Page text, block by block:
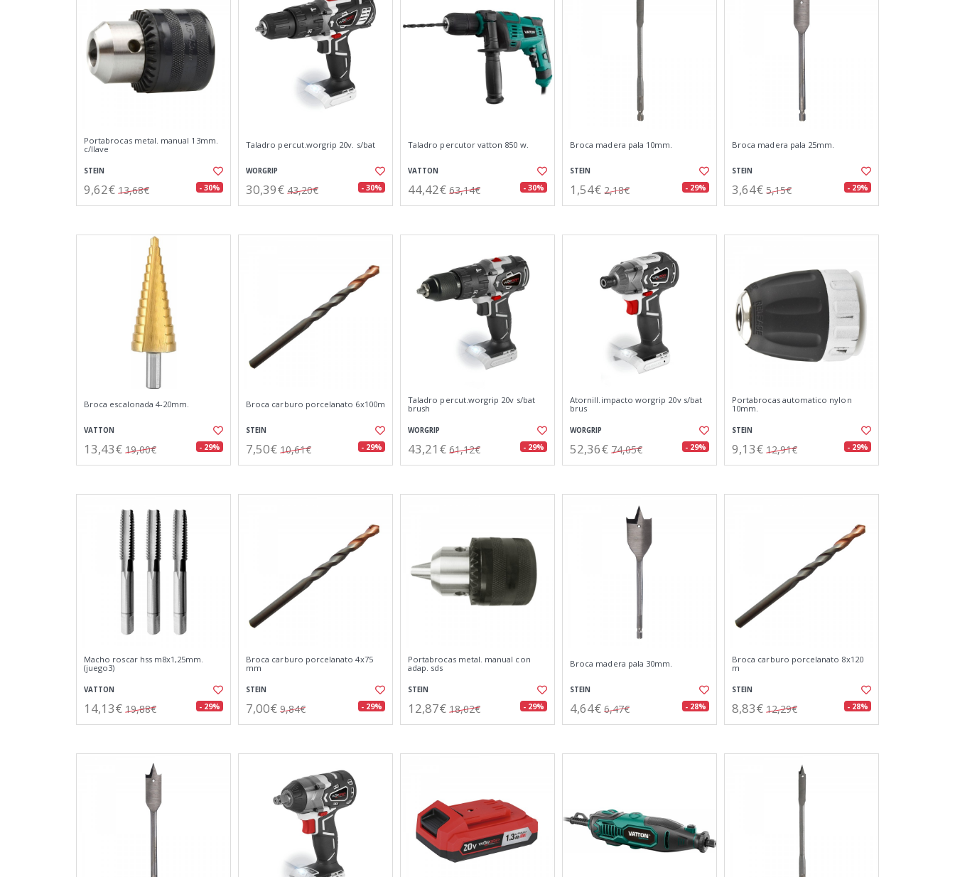
Portabrocas metal. manual 13mm.
c/llave
STEIN
9,62€ 13,68€ - 30%
Taladro percut.worgrip 20v. s/bat
WORGRIP
30,39€ 43,20€ - 30%
Taladro percutor vatton 850 w.
VATTON
44,42€ 63,14€ - 30%
Broca madera pala 10mm.
STEIN
1,54€ 2,18€ - 29%
Broca madera pala 25mm.
STEIN
3,64€ 5,15€ - 29%
Broca escalonada 4-20mm.
VATTON
13,43€ 19,00€ - 29%
Broca carburo porcelanato 6x100m
STEIN
7,50€ 10,61€ - 29%
Taladro percut.worgrip 20v s/bat
brush
WORGRIP
43,21€ 61,12€ - 29%
Atornill.impacto worgrip 20v s/bat
brus
WORGRIP
52,36€ 74,05€ - 29%
Portabrocas automatico nylon
10mm.
STEIN
9,13€ 12,91€ - 29%
Macho roscar hss m8x1,25mm.
(juego3)
VATTON
14,13€ 19,88€ - 29%
Broca carburo porcelanato 4x75
mm
STEIN
7,00€ 9,84€ - 29%
Portabrocas metal. manual con
adap. sds
STEIN
12,87€ 18,02€ - 29%
Broca madera pala 30mm.
STEIN
4,64€ 6,47€ - 28%
Broca carburo porcelanato 8x120
m
STEIN
8,83€ 12,29€ - 28%